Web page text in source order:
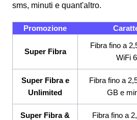
sms, minuti e quant'altro.
Promozione
Super Fibra
Fibra fino a
WiFi
Super Fibra e
Unlimited
Fibra fino a
GB e
Super Fibra &
Fibra fino a